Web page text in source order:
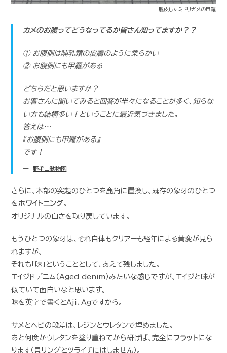
脱皮したミドリガメの甲羅
カメのお腹ってどうなってるか皆さん知ってますか？？
① お腹側は哺乳類の皮膚のように柔らかい
② お腹側にも甲羅がある
どちらだと思いますか？
お客さんに聞いてみると回答が半々になることが多く、知らな
い方も結構多い！ということに最近気づきました。
答えは…
『お腹側にも甲羅がある』
です！
野毛山動物園
さらに、木部の突起のひとつを鹿角に置換し、既存の象牙のひとつ
を ホワイトニング。
オリジナルの白さを取り戻しています。
もうひとつの象牙は、それ自体もクリアーも経年による黄変が見ら
れますが、
それも「味」ということとして、あえて残しました。
エイジドデニム（Aged denim）みたいな感じですが、エイジと味が
似ていて面白いなと思います。
味を英字で書くとAji、Agですから。
サメとヘビの段差は、レジンとウレタンで埋めました。
あと何度かウレタンを塗り重ねてから研げば、完全に フラットにな
ります（貝リングとツライチにはしません）。